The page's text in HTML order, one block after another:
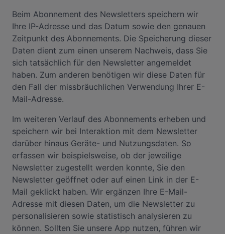
Beim Abonnement des Newsletters speichern wir
Ihre IP-Adresse und das Datum sowie den genauen
Zeitpunkt des Abonnements. Die Speicherung dieser
Daten dient zum einen unserem Nachweis, dass Sie
sich tatsächlich für den Newsletter angemeldet
haben. Zum anderen benötigen wir diese Daten für
den Fall der missbräuchlichen Verwendung Ihrer E-
Mail-Adresse.
Im weiteren Verlauf des Abonnements erheben und
speichern wir bei Interaktion mit dem Newsletter
darüber hinaus Geräte- und Nutzungsdaten. So
erfassen wir beispielsweise, ob der jeweilige
Newsletter zugestellt werden konnte, Sie den
Newsletter geöffnet oder auf einen Link in der E-
Mail geklickt haben. Wir ergänzen Ihre E-Mail-
Adresse mit diesen Daten, um die Newsletter zu
personalisieren sowie statistisch analysieren zu
können. Sollten Sie unsere App nutzen, führen wir